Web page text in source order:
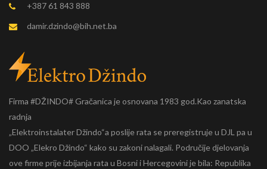
+387 61 843 888
damir.dzindo@bih.net.ba
Firma #DŽINDO# Gračanica je osnovana 1983 god.Kao zanatska
radnja
„Elektroinstalater Džindo“a poslije rata se preregistruje u DJL pa u
DOO „Elekro Džindo“ kako su zakoni nalagali. Područije djelovanja
ove firme prije izbijanja rata u Bosni i Hercegovini je bila: Republika